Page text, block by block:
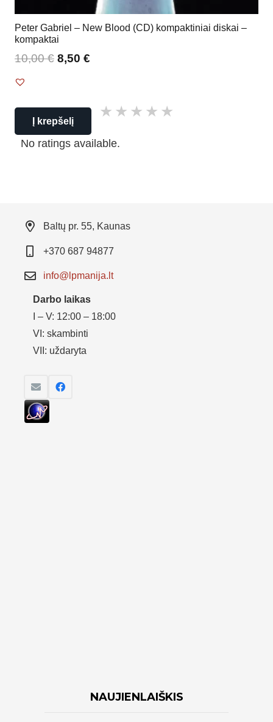
Peter Gabriel – New Blood (CD) kompaktiniai diskai –
kompaktai
10,00€ 8,50 €
Į krepšelį
No ratings available.
Baltų pr. 55, Kaunas
+370 687 94877
info@lpmanija.lt
Darbo laikas
I – V: 12:00 – 18:00
VI: skambinti
VII: uždaryta
NAUJIENLAIŠKIS